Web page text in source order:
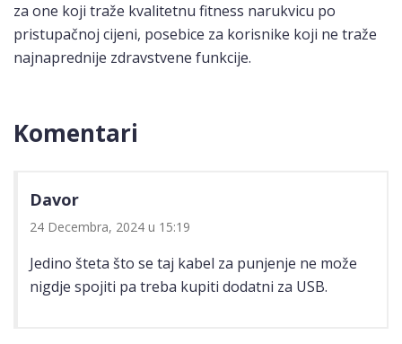
za one koji traže kvalitetnu fitness narukvicu po
pristupačnoj cijeni, posebice za korisnike koji ne traže
najnaprednije zdravstvene funkcije.
Komentari
Davor
24 Decembra, 2024 u 15:19
Jedino šteta što se taj kabel za punjenje ne može
nigdje spojiti pa treba kupiti dodatni za USB.